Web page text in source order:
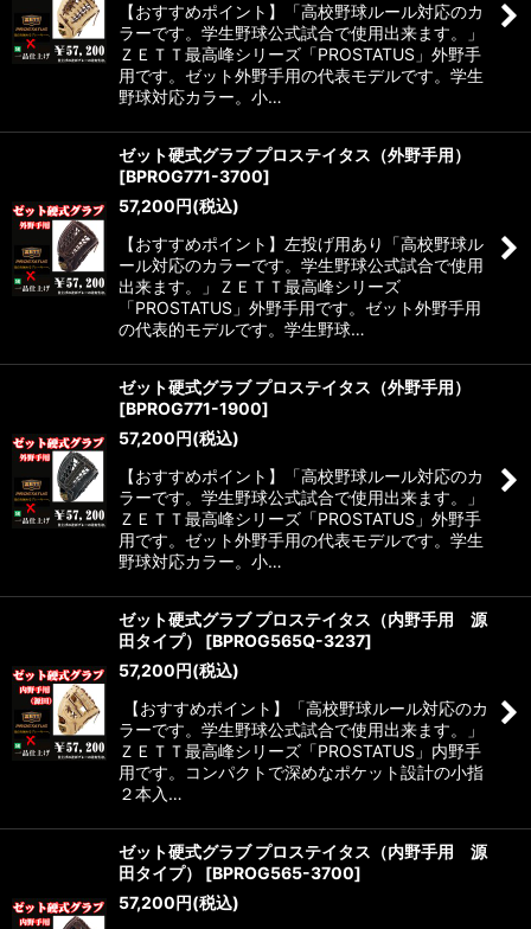
【おすすめポイント】「高校野球ルール対応のカ
ラーです。学生野球公式試合で使用出来ます。」
ＺＥＴＴ最高峰シリーズ「PROSTATUS」外野手
用です。ゼット外野手用の代表モデルです。学生
野球対応カラー。小…
ゼット硬式グラブ プロステイタス（外野手用）
[BPROG771-3700]
57,200円(税込)
【おすすめポイント】左投げ用あり「高校野球ル
ール対応のカラーです。学生野球公式試合で使用
出来ます。」ＺＥＴＴ最高峰シリーズ
「PROSTATUS」外野手用です。ゼット外野手用
の代表的モデルです。学生野球…
ゼット硬式グラブ プロステイタス（外野手用）
[BPROG771-1900]
57,200円(税込)
【おすすめポイント】「高校野球ルール対応のカ
ラーです。学生野球公式試合で使用出来ます。」
ＺＥＴＴ最高峰シリーズ「PROSTATUS」外野手
用です。ゼット外野手用の代表モデルです。学生
野球対応カラー。小…
ゼット硬式グラブ プロステイタス（内野手用 源
田タイプ）
[BPROG565Q-3237]
57,200円(税込)
【おすすめポイント】「高校野球ルール対応のカ
ラーです。学生野球公式試合で使用出来ます。」
ＺＥＴＴ最高峰シリーズ「PROSTATUS」内野手
用です。コンパクトで深めなポケット設計の小指
２本入…
ゼット硬式グラブ プロステイタス（内野手用 源
田タイプ）
[BPROG565-3700]
57,200円(税込)